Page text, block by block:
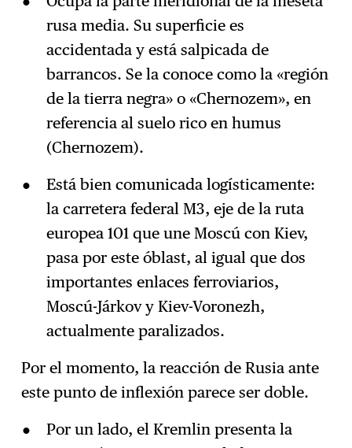
rusa media. Su superficie es
accidentada y está salpicada de
barrancos. Se la conoce como la «región
de la tierra negra» o «Chernozem», en
referencia al suelo rico en humus
(Chernozem).
Está bien comunicada logísticamente:
la carretera federal M3, eje de la ruta
europea 101 que une Moscú con Kiev,
pasa por este óblast, al igual que dos
importantes enlaces ferroviarios,
Moscú-Járkov y Kiev-Voronezh,
actualmente paralizados.
Por el momento, la reacción de Rusia ante
este punto de inflexión parece ser doble.
Por un lado, el Kremlin presenta la